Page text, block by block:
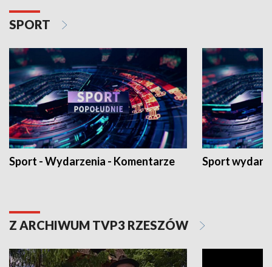
SPORT
Sport - Wydarzenia - Komentarze Sport
Z ARCHIWUM TVP3 RZESZÓW